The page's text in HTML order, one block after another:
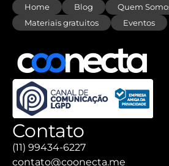
Home Blog
Quem
Materiais gratuitos
Eventos
Contato
(11) 99434-6227
contato@coonecta.me